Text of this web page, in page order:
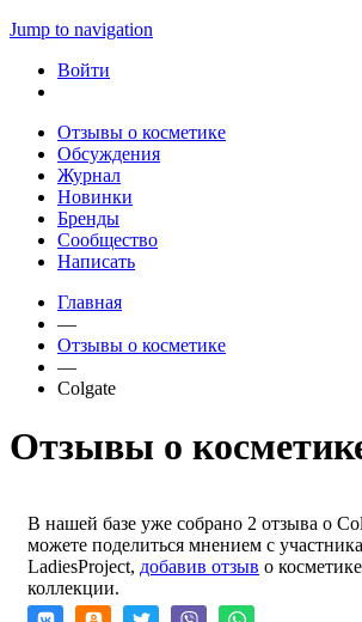
Jump to navigation
Войти
Отзывы о косметике
Обсуждения
Журнал
Новинки
Бренды
Сообщество
Написать
Главная
—
Отзывы о косметике
—
Colgate
Отзывы о
В нашей базе уже собрано 2 отзыва о
можете поделиться мнением с
LadiesProject, добавив отзыв о
коллекции.